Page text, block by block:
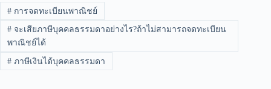
#การจดทะเบียนพาณิชย์
#จะเสียภาษีบุคคลธรรมดาอย่างไร?ถ้าไม่สามารถจดทะเบียน
พาณิชย์ได้
#ภาษีเงินได้บุคคลธรรมดา